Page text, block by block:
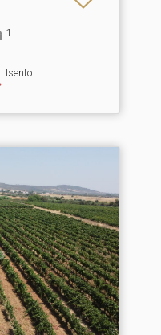
1
Isento